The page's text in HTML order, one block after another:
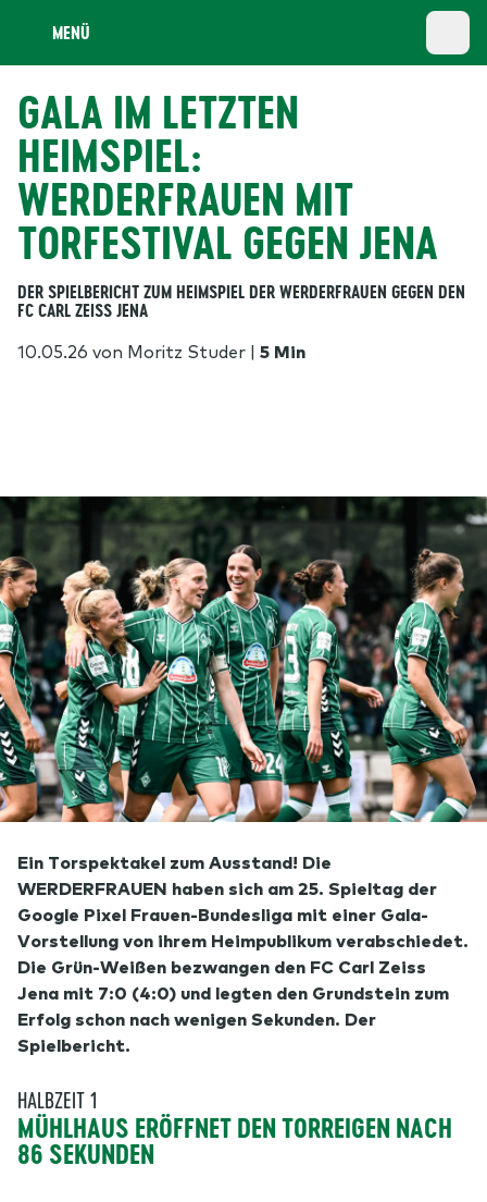
MENÜ
GALA IM LETZTEN
HEIMSPIEL:
WERDERFRAUEN MIT
TORFESTIVAL GEGEN JENA
DER SPIELBERICHT ZUM HEIMSPIEL DER WERDERFRAUEN GEGEN DEN
FC CARL ZEISS JENA
10.05.26 von Moritz Studer | 5 Min
Ein Torspektakel zum Ausstand! Die
WERDERFRAUEN haben sich am 25. Spieltag der
Google Pixel Frauen-Bundesliga mit einer Gala-
Vorstellung von ihrem Heimpublikum verabschiedet.
Die Grün-Weißen bezwangen den FC Carl Zeiss
Jena mit 7:0 (4:0) und legten den Grundstein zum
Erfolg schon nach wenigen Sekunden. Der
Spielbericht.
HALBZEIT 1
MÜHLHAUS ERÖFFNET DEN TORREIGEN NACH
86 SEKUNDEN